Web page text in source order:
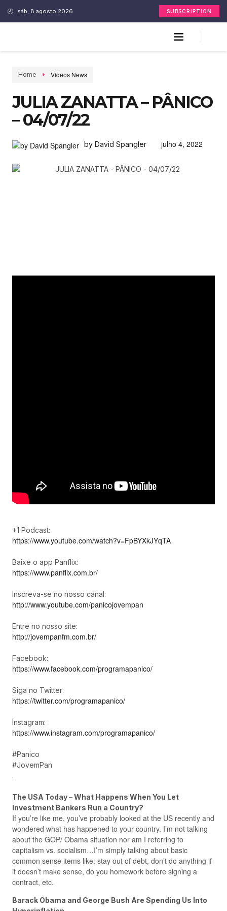
sáb, 8 agosto 2026 SUBSCRIPTION
Home Vídeos News
JULIA ZANATTA – PÂNICO
– 04/07/22
by David Spangler julho 4, 2022
+1 Podcast:
https://www.youtube.com/watch?v=FpBYXkJYqTA
Baixe o app Panflix:
https://www.panflix.com.br/
Inscreva-se no nosso canal:
http://www.youtube.com/panicojovempan
Entre no nosso site:
http://jovempanfm.com.br/
Facebook:
https://www.facebook.com/programapanico/
Siga no Twitter:
https://twitter.com/programapanico/
Instagram:
https://www.instagram.com/programapanico/
#Panico
#JovemPan
.
The USA Today – What Happens When You Let
Investment Bankers Run a Country?
If you’re like me, you’ve probably looked at the US recently and
wondered what has happened to your country. I’m not talking
about the GOP/ Obama situation nor am I referring to
capitalism vs. socialism…I’m simply talking about basic
common sense items like: stay out of debt, don’t do anything if
it doesn’t make sense, do you homework before signing a
contract, etc.
Barack Obama and George Bush Are Spending Us Into